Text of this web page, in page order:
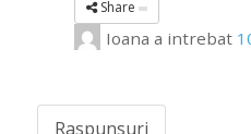
Share
Ioana a intrebat
Raspunsuri